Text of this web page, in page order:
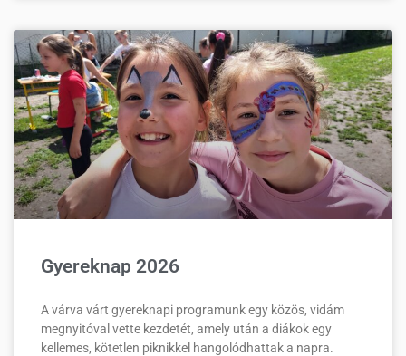
Gyereknap 2026
A várva várt gyereknapi programunk egy közös, vidám
megnyitóval vette kezdetét, amely után a diákok egy
kellemes, kötetlen piknikkel hangolódhattak a napra.